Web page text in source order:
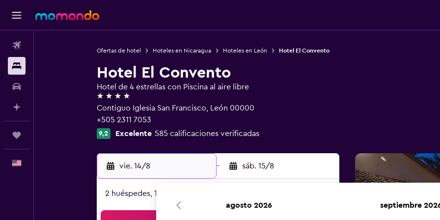
Ofertas de hotel Hoteles en Nicaragua Hoteles en León Hotel El Convento
Hotel El Convento
Hotel de 4 estrellas con Piscina al aire libre
4 estrellas
Contiguo Iglesia San Francisco, León 00000
+505 2311 7053
9,2 Excelente 585 calificaciones verificadas
vie. 14/8 - sáb. 15/8
2 huéspedes, 1 habitación
agosto 2026 septiembre